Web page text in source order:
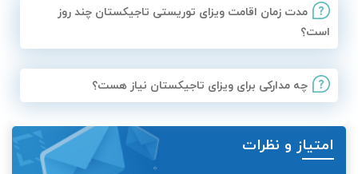
مدت زمان اقامت ویزای توریستی تاجیکستان چند روز
است؟
امتیاز و نظرات